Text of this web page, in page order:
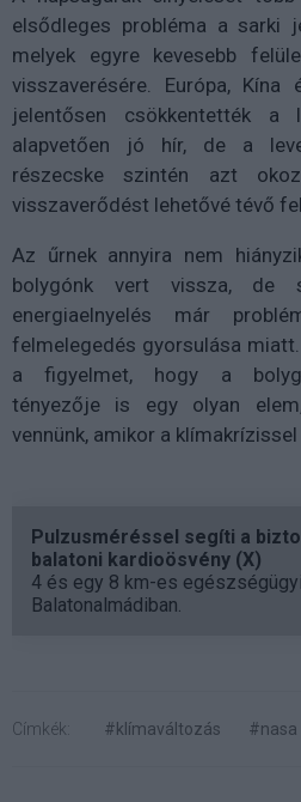
elsődleges probléma a sarki
melyek egyre kevesebb
visszaverésére. Európa,
jelentősen csökkentették a
alapvetően jó hír, de a
részecske szintén azt
visszaverődést lehetővé tévő
Az űrnek annyira nem
bolygónk vert vissza, de
energiaelnyelés már
felmelegedés gyorsulása
a figyelmet, hogy a
tényezője is egy olyan
vennünk, amikor a
Pulzusméréssel segíti a
balatoni kardioösvény (X)
4 és egy 8 km-es
Balatonalmádiban.
Címkék: #klímaváltozás #nasa